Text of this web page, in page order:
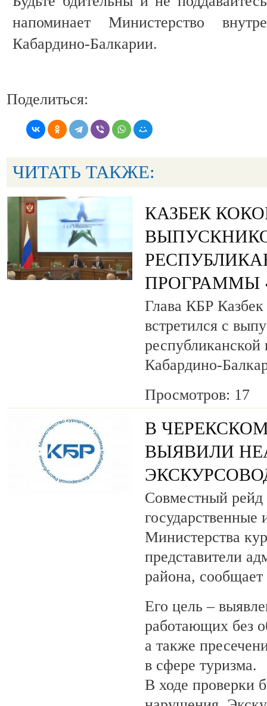
напоминает Министерство
Кабардино-Балкарии.
Поделиться:
ЧИТАТЬ ТАКЖЕ:
КАЗБЕК
ПРОГРАММЫ
Глава КБР Казбек
встретился с
Кабардино-
Просмотров: 17
В
ВЫЯВИЛИ
Совместный рейд
государственные
Министерства
представители
района,
Его цель –
работающих без
а также
в сфере туризма.
В ходе проверки